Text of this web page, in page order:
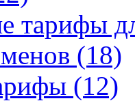
тарифы
(18)
(12)